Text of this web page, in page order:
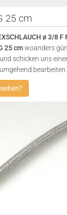
25 cm
ø 3/8 F
25 cmwoanders
schicken uns
bearbeiten.